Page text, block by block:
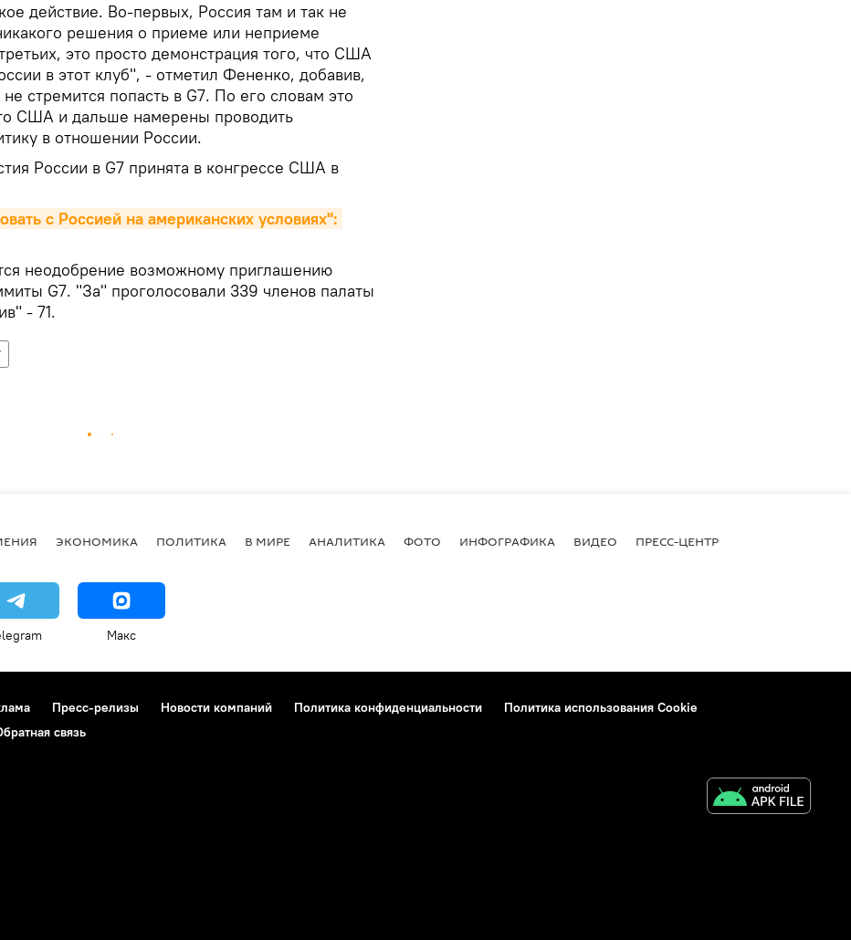
действие. Во-первых, Россия там и так не
решения о приеме или неприеме
это просто демонстрация того, что США
в этот клуб", - отметил Фененко, добавив,
стремится попасть в G7. По его словам это
США и дальше намерены проводить
в отношении России.
России в G7 принята в конгрессе США в
с Россией на американских условиях":
неодобрение возможному приглашению
G7. "За" проголосовали 339 членов палаты
- 71.
ЭКОНОМИКА ПОЛИТИКА В МИРЕ АНАЛИТИКА ФОТО ИНФОГРАФИКА ВИДЕО ПРЕСС-ЦЕНТР
Макс
Пресс-релизы Новости компаний Политика конфиденциальности
Политика использования Cookie
связь